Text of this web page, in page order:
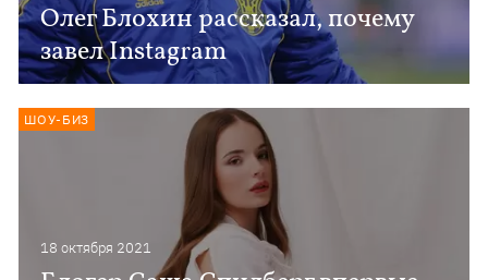
Олег Блохин рассказал, почему
завел Instagram
18 октября 2021
ШОУ-БИЗ